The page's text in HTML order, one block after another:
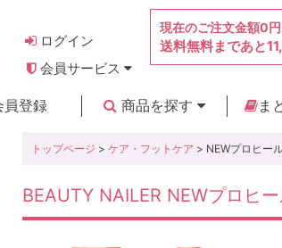
ログイン
会員サービス
現在のご注文金額0円
送料無料まであと
登録
商品を探す
ま
トップページ > ケア・フットケア > NEWプロヒー
BEAUTY NAILER NEWプロヒ